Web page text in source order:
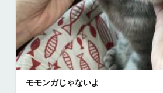
モモンガじゃないよ